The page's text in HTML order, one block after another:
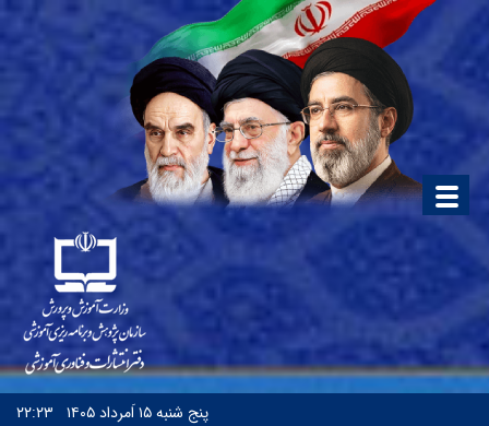
پنج شنبه۱۵ اَمرداد ۱۴۰۵ ۲۲:۲۳